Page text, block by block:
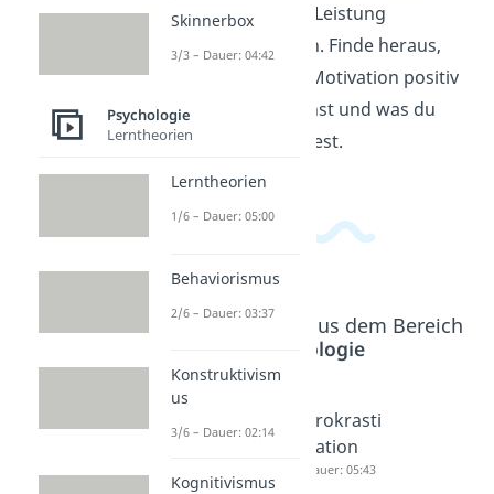
Anerkennung deine Leistung
beeinflussen können. Finde heraus,
wie du extrinsische Motivation positiv
für dich nutzen kannst und was du
dabei beachten solltest.
Beliebte Inhalte aus dem Bereich
Psychologie
Motivatio
Dauer: 05:27
Prokrasti
nation
Dauer: 05:43
Skinnerbox
3/3 – Dauer: 04:42
Psychologie
Lerntheorien
Lerntheorien
1/6 – Dauer: 05:00
Behaviorismus
2/6 – Dauer: 03:37
Konstruktivism
us
3/6 – Dauer: 02:14
Kognitivismus